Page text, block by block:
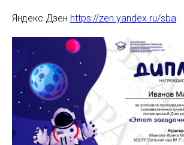
Яндекс Дзен https://zen.yandex.ru/sba